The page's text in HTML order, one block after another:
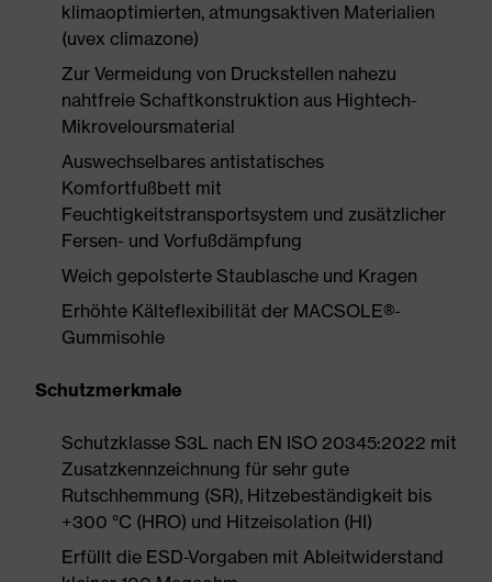
klimaoptimierten, atmungsaktiven Materialien
(uvex climazone)
Zur Vermeidung von Druckstellen nahezu
nahtfreie Schaftkonstruktion aus Hightech-
Mikroveloursmaterial
Auswechselbares antistatisches
Komfortfußbett mit
Feuchtigkeitstransportsystem und zusätzlicher
Fersen- und Vorfußdämpfung
Weich gepolsterte Staublasche und Kragen
Erhöhte Kälteflexibilität der MACSOLE®-
Gummisohle
Schutzmerkmale
Schutzklasse S3L nach EN ISO 20345:2022 mit
Zusatzkennzeichnung für sehr gute
Rutschhemmung (SR), Hitzebeständigkeit bis
+300 °C (HRO) und Hitzeisolation (HI)
Erfüllt die ESD-Vorgaben mit Ableitwiderstand